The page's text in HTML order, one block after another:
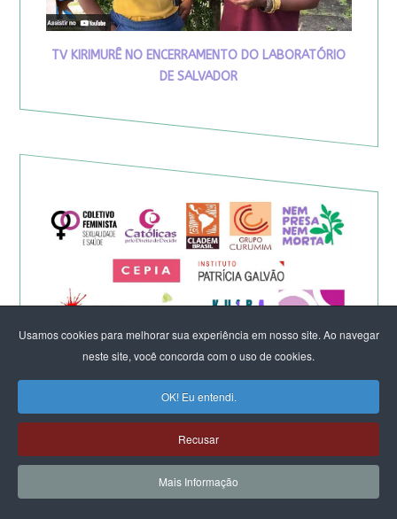
Usamos cookies para melhorar sua experiência em nosso site. Ao navegar
neste site, você concorda com o uso de cookies.
OK! Eu entendi.
Recusar
Mais Informação
TV KIRIMURÊ NO ENCERRAMENTO DO LABORATÓRIO
DE SALVADOR
Eleição de Erika Hilton para
presidente da Comissão da
Mulher é um fato importante
para a democracia